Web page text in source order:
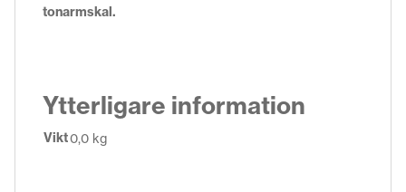
tonarmskal.
Ytterligare information
Vikt0,0 kg